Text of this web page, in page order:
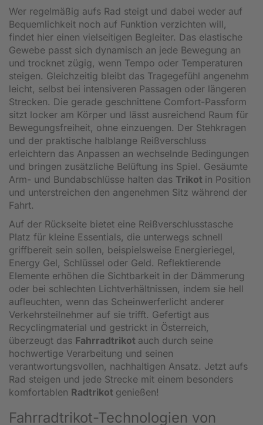
Wer regelmäßig aufs Rad steigt und dabei weder auf
Bequemlichkeit noch auf Funktion verzichten will,
findet hier einen vielseitigen Begleiter. Das elastische
Gewebe passt sich dynamisch an jede Bewegung an
und trocknet zügig, wenn Tempo oder Temperaturen
steigen. Gleichzeitig bleibt das Tragegefühl angenehm
leicht, selbst bei intensiveren Passagen oder längeren
Strecken. Die gerade geschnittene Comfort-Passform
sitzt locker am Körper und lässt ausreichend Raum für
Bewegungsfreiheit, ohne einzuengen. Der Stehkragen
und der praktische halblange Reißverschluss
erleichtern das Anpassen an wechselnde Bedingungen
und bringen zusätzliche Belüftung ins Spiel. Gesäumte
Arm- und Bundabschlüsse halten das Trikot in Position
und unterstreichen den angenehmen Sitz während der
Fahrt.
Auf der Rückseite bietet eine Reißverschlusstasche
Platz für kleine Essentials, die unterwegs schnell
griffbereit sein sollen, beispielsweise Energieriegel,
Energy Gel, Schlüssel oder Geld. Reflektierende
Elemente erhöhen die Sichtbarkeit in der Dämmerung
oder bei schlechten Lichtverhältnissen, indem sie hell
aufleuchten, wenn das Scheinwerferlicht anderer
Verkehrsteilnehmer auf sie trifft. Gefertigt aus
Recyclingmaterial und gestrickt in Österreich,
überzeugt das Fahrradtrikot auch durch seine
hochwertige Verarbeitung und seinen
verantwortungsvollen, nachhaltigen Ansatz. Jetzt aufs
Rad steigen und jede Strecke mit einem besonders
komfortablen Radtrikot genießen!
Fahrradtrikot-Technologien von